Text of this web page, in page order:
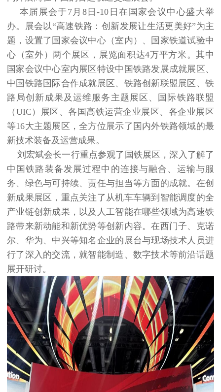
本届展会于7月8日-10日在国家会议中心盛大举
办。展会以“高速铁路：创新发展让生活更美好”为主
题，设置了国家会议中心（室内）、国家铁道试验中
心（室外）两个展区，展览面积达4万平方米。其中
国家会议中心室内展区特设中国铁路发展成就展区、
中国铁路国际合作成就展区、铁路创新联盟展区、铁
路局创新成果及运维服务主题展区、国际铁路联盟
（UIC）展区、各国高铁运营企业展区、各企业展区
等16大主题展区，全方位展示了国内外铁路领域的最
新技术装备及运营成果。
刘宏斌会长一行重点参观了国铁展区，深入了解了
中国铁路装备发展过程中的连接与融合、运输与服
务、绿色与可持续、责任与担当等方面的成就。在创
新成果展区，重点关注了从机车车辆到智能调度的全
产业链创新成果，以及人工智能在哪些领域为高速铁
路带来新动能和新优势等创新内容。在西门子、克诺
尔、华为、中兴等知名企业的展台与现场技术人员进
行了深入的交流，就智能制造、数字技术等前沿话题
展开研讨。